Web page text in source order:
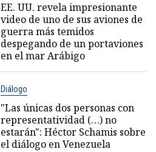
EE. UU. revela impresionante
video de uno de sus aviones de
guerra más temidos
despegando de un portaviones
en el mar Arábigo
Diálogo
"Las únicas dos personas con
representatividad (…) no
estarán": Héctor Schamis sobre
el diálogo en Venezuela